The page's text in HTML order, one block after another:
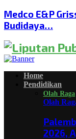
Medco E&P
Budidaya…
Home
Pendidikan
Olah Raga
Olah
2026,